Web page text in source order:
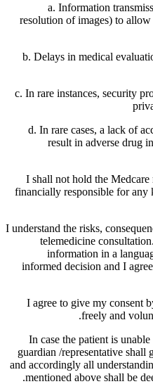
a. Information
resolution of images) to
b. Delays in medical
c. In rare instances, security
d. In rare cases, a lack of
result in adverse drug
I shall not hold the
financially responsible for any
I understand the risks,
telemedicine
information in a
informed decision and I
I agree to give my consent
freely and
In case the patient is
guardian /representative shall
and accordingly all
mentioned above shall be